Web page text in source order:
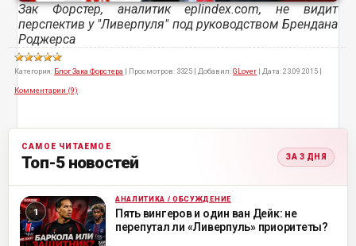
Зак Форстер, аналитик eplindex.com, не видит
перспектив у "Ливерпуля" под руководством Брендана
Роджерса
Категория: Блог Зака Форстера | Просмотров: 3325 | Добавил:GLover | Дата:23.09.2015 |
Комментарии (9)
САМОЕ ЧИТАЕМОЕ
Топ-5 новостей ЗА 3 ДНЯ
ML АНАЛИТИКА / ОБСУЖДЕНИЕ
Пять вингеров и один ван Дейк: не
перепутал ли «Ливерпуль» приоритеты?